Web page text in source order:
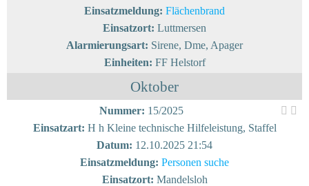
Einsatzmeldung: Flächenbrand
Einsatzort: Luttmersen
Alarmierungsart: Sirene, Dme, Apager
Einheiten: FF Helstorf
Oktober
Nummer: 15/2025
Einsatzart: H h Kleine technische Hilfeleistung, Staffel
Datum: 12.10.2025 21:54
Einsatzmeldung: Personen suche
Einsatzort: Mandelsloh